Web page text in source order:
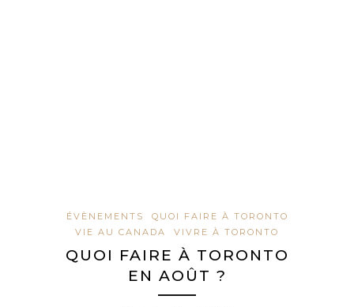
ÉVÈNEMENTS
QUOI FAIRE À TORONTO
VIE AU CANADA
VIVRE À TORONTO
QUOI FAIRE À TORONTO
EN AOÛT ?